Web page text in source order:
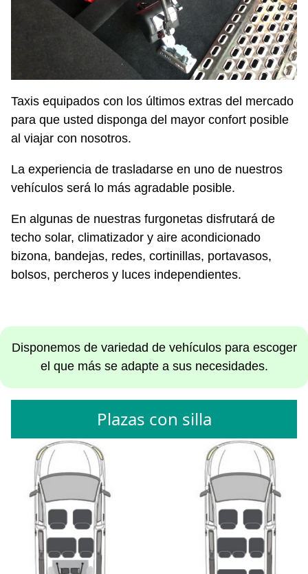
Taxis equipados con los últimos extras del mercado
para que usted disponga del mayor confort posible
al viajar con nosotros.
La experiencia de trasladarse en uno de nuestros
vehículos será lo más agradable posible.
En algunas de nuestras furgonetas disfrutará de
techo solar, climatizador y aire acondicionado
bizona, bandejas, redes, cortinillas, portavasos,
bolsos, percheros y luces independientes.
Disponemos de variedad de vehículos para escoger
el que más se adapte a sus necesidades.
Plazas con silla